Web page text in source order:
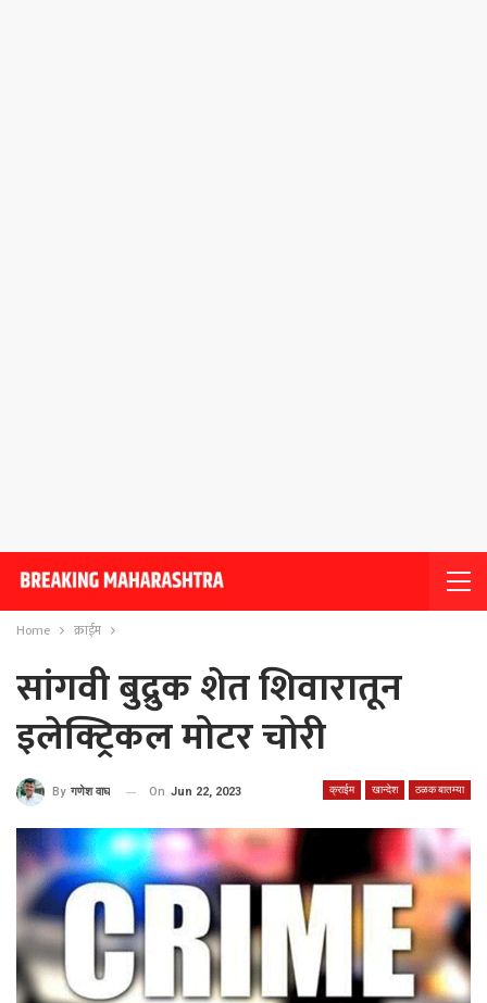
Home क्राईम
सांगवी बुद्रुक शेत शिवारातून
इलेक्ट्रिकल मोटर चोरी
क्राईम खान्देश ठळक बातम्या
By गणेश वाघ On Jun 22, 2023